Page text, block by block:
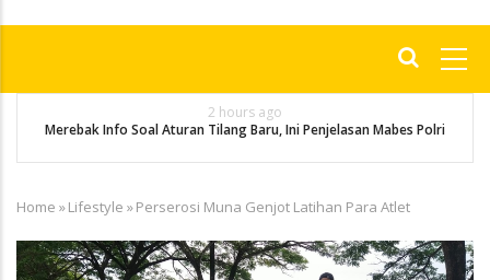
2 hours ago
Merebak Info Soal Aturan Tilang Baru, Ini Penjelasan Mabes Polri
Breadcrumb
Home »Lifestyle »Perserosi Muna Genjot Latihan Para Atlet